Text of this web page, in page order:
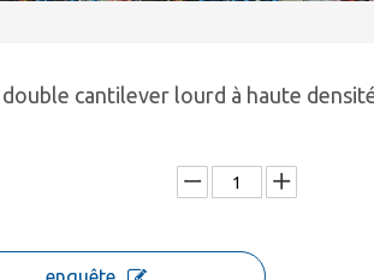
double cantilever lourd à haute